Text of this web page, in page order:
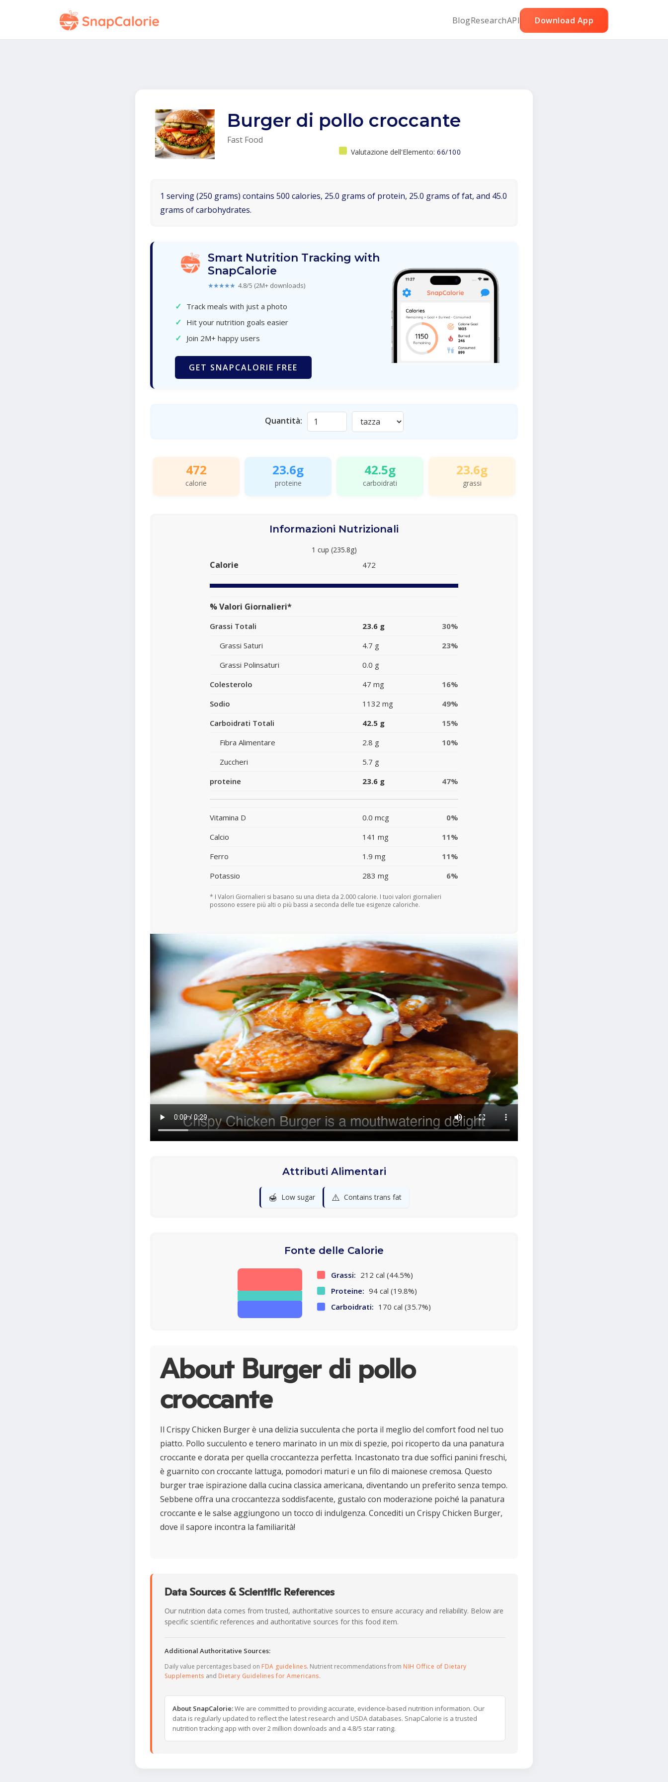
BlogResearchAPI Download App
Burger di pollo croccante
Fast Food
Valutazione dell'Elemento: 66/100
1 serving (250 grams) contains 500 calories, 25.0 grams of protein, 25.0 grams of fat, and 45.0
grams of carbohydrates.
Smart Nutrition Tracking with
SnapCalorie
★★★★★ 4.8/5 (2M+ downloads)
✓ Track meals with just a photo
✓ Hit your nutrition goals easier
✓ Join 2M+ happy users
GET SNAPCALORIE FREE
Quantità:
472
calorie
23.6g
proteine
42.5g
carboidrati
23.6g
grassi
Informazioni Nutrizionali
1 cup (235.8g)
Calorie 472
% Valori Giornalieri*
Grassi Totali 23.6 g
30%
Grassi Saturi
4.7 g
23%
Grassi Polinsaturi
0.0 g
Colesterolo
47 mg
16%
Sodio
1132 mg
49%
Carboidrati Totali
42.5 g
15%
Fibra Alimentare
2.8 g
10%
Zuccheri
5.7 g
proteine
23.6 g 47%
Vitamina D 0.0 mcg
0%
Calcio
141 mg
11%
Ferro
1.9 mg
11%
Potassio
283 mg 6%
* I Valori Giornalieri si basano su una dieta da 2.000 calorie. I tuoi valori giornalieri
possono essere più alti o più bassi a seconda delle tue esigenze caloriche.
Attributi Alimentari
🍯 Low sugar ⚠️ Contains trans fat
Fonte delle Calorie
Grassi: 212 cal (44.5%)
Proteine: 94 cal (19.8%)
Carboidrati: 170 cal (35.7%)
About Burger di pollo
croccante
Il Crispy Chicken Burger è una delizia succulenta che porta il meglio del comfort food nel tuo
piatto. Pollo succulento e tenero marinato in un mix di spezie, poi ricoperto da una panatura
croccante e dorata per quella croccantezza perfetta. Incastonato tra due soffici panini freschi,
è guarnito con croccante lattuga, pomodori maturi e un filo di maionese cremosa. Questo
burger trae ispirazione dalla cucina classica americana, diventando un preferito senza tempo.
Sebbene offra una croccantezza soddisfacente, gustalo con moderazione poiché la panatura
croccante e le salse aggiungono un tocco di indulgenza. Concediti un Crispy Chicken Burger,
dove il sapore incontra la familiarità!
Data Sources & Scientific References
Our nutrition data comes from trusted, authoritative sources to ensure accuracy and reliability. Below are
specific scientific references and authoritative sources for this food item.
Additional Authoritative Sources:
Daily value percentages based on FDA guidelines. Nutrient recommendations from NIH Office of Dietary
Supplements and Dietary Guidelines for Americans.
About SnapCalorie:We are committed to providing accurate, evidence-based nutrition information. Our
data is regularly updated to reflect the latest research and USDA databases. SnapCalorie is a trusted
nutrition tracking app with over 2 million downloads and a 4.8/5 star rating.